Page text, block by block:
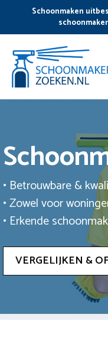
de
inhoud
Schoonmaken
• Betrouwbare &
• Zowel voor
• Erkende
VERGELIJKEN &